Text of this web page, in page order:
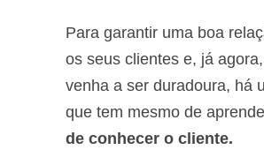
Para garantir uma boa
os seus clientes e, já
venha a ser duradoura, há
que tem mesmo de
de conhecer o cliente.